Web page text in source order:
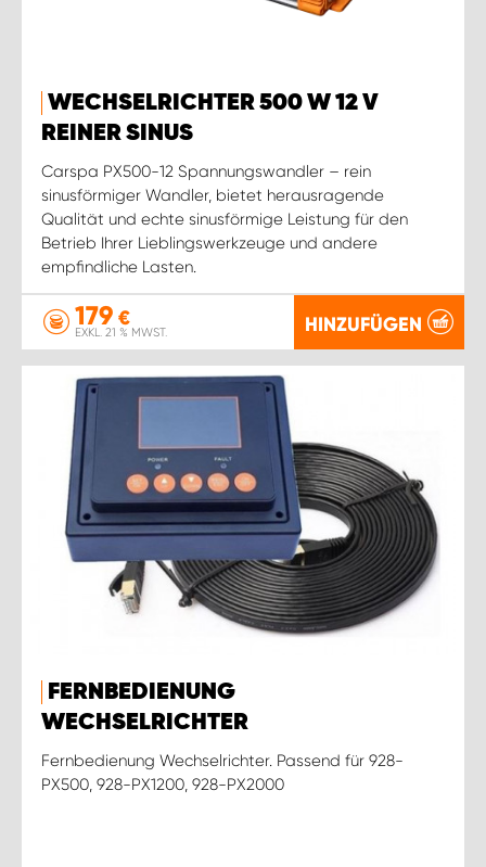
WECHSELRICHTER 500 W 12 V
REINER SINUS
Carspa PX500-12 Spannungswandler – rein
sinusförmiger Wandler, bietet herausragende
Qualität und echte sinusförmige Leistung für den
Betrieb Ihrer Lieblingswerkzeuge und andere
empfindliche Lasten.
179 €
EXKL. 21 % MWST. HINZUFÜGEN
FERNBEDIENUNG
WECHSELRICHTER
Fernbedienung Wechselrichter. Passend für 928-
PX500, 928-PX1200, 928-PX2000